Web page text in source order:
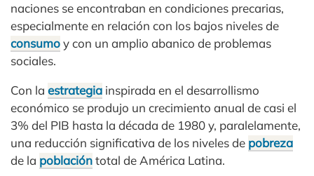
naciones se encontraban en condiciones precarias,
especialmente en relación con los bajos niveles de
consumoy con un amplio abanico de problemas
sociales.
Con la estrategia inspirada en el desarrollismo
económico se produjo un crecimiento anual de casi el
3% del PIB hasta la década de 1980 y, paralelamente,
una reducción significativa de los niveles de pobreza
de la poblacióntotal de América Latina.